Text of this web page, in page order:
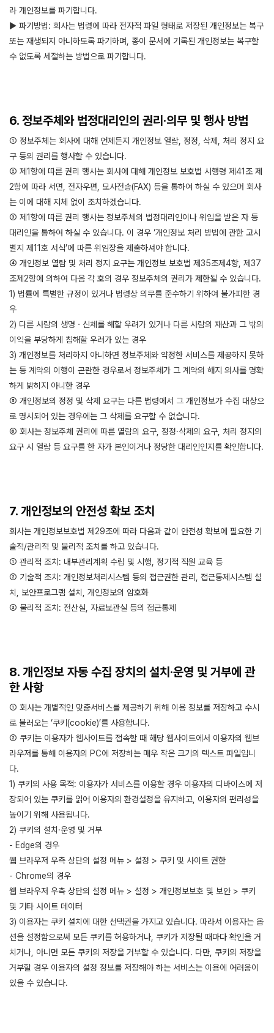
라 개인정보를 파기합니다.
▶ 파기방법: 회사는 법령에 따라 전자적 파일 형태로 저장된 개인정보는 복구
또는 재생되지 아니하도록 파기하며, 종이 문서에 기록된 개인정보는 복구할
수 없도록 세절하는 방법으로 파기합니다.
6. 정보주체와 법정대리인의 권리·의무 및 행사 방법
① 정보주체는 회사에 대해 언제든지 개인정보 열람, 정정, 삭제, 처리 정지 요
구 등의 권리를 행사할 수 있습니다.
② 제1항에 따른 권리 행사는 회사에 대해 개인정보 보호법 시행령 제41조 제
2항에 따라 서면, 전자우편, 모사전송(FAX) 등을 통하여 하실 수 있으며 회사
는 이에 대해 지체 없이 조치하겠습니다.
③ 제1항에 따른 권리 행사는 정보주체의 법정대리인이나 위임을 받은 자 등
대리인을 통하여 하실 수 있습니다. 이 경우 ‘개인정보 처리 방법에 관한 고시
별지 제11호 서식’에 따른 위임장을 제출하셔야 합니다.
④ 개인정보 열람 및 처리 정지 요구는 개인정보 보호법 제35조제4항, 제37
조제2항에 의하여 다음 각 호의 경우 정보주체의 권리가 제한될 수 있습니다.
1) 법률에 특별한 규정이 있거나 법령상 의무를 준수하기 위하여 불가피한 경
우
2) 다른 사람의 생명ㆍ신체를 해할 우려가 있거나 다른 사람의 재산과 그 밖의
이익을 부당하게 침해할 우려가 있는 경우
3) 개인정보를 처리하지 아니하면 정보주체와 약정한 서비스를 제공하지 못하
는 등 계약의 이행이 곤란한 경우로서 정보주체가 그 계약의 해지 의사를 명확
하게 밝히지 아니한 경우
⑤ 개인정보의 정정 및 삭제 요구는 다른 법령에서 그 개인정보가 수집 대상으
로 명시되어 있는 경우에는 그 삭제를 요구할 수 없습니다.
⑥ 회사는 정보주체 권리에 따른 열람의 요구, 정정·삭제의 요구, 처리 정지의
요구 시 열람 등 요구를 한 자가 본인이거나 정당한 대리인인지를 확인합니다.
7. 개인정보의 안전성 확보 조치
회사는 개인정보보호법 제29조에 따라 다음과 같이 안전성 확보에 필요한 기
술적/관리적 및 물리적 조치를 하고 있습니다.
① 관리적 조치: 내부관리계획 수립 및 시행, 정기적 직원 교육 등
② 기술적 조치: 개인정보처리시스템 등의 접근권한 관리, 접근통제시스템 설
치, 보안프로그램 설치, 개인정보의 암호화
③ 물리적 조치: 전산실, 자료보관실 등의 접근통제
8. 개인정보 자동 수집 장치의 설치·운영 및 거부에 관
한 사항
① 회사는 개별적인 맞춤서비스를 제공하기 위해 이용 정보를 저장하고 수시
로 불러오는 ‘쿠키(cookie)’를 사용합니다.
② 쿠키는 이용자가 웹사이트를 접속할 때 해당 웹사이트에서 이용자의 웹브
라우저를 통해 이용자의 PC에 저장하는 매우 작은 크기의 텍스트 파일입니
다.
1) 쿠키의 사용 목적: 이용자가 서비스를 이용할 경우 이용자의 디바이스에 저
장되어 있는 쿠키를 읽어 이용자의 환경설정을 유지하고, 이용자의 편리성을
높이기 위해 사용됩니다.
2) 쿠키의 설치·운영 및 거부
- Edge의 경우
웹 브라우저 우측 상단의 설정 메뉴 > 설정 > 쿠키 및 사이트 권한
- Chrome의 경우
웹 브라우저 우측 상단의 설정 메뉴 > 설정 > 개인정보보호 및 보안 > 쿠키
및 기타 사이트 데이터
3) 이용자는 쿠키 설치에 대한 선택권을 가지고 있습니다. 따라서 이용자는 옵
션을 설정함으로써 모든 쿠키를 허용하거나, 쿠키가 저장될 때마다 확인을 거
치거나, 아니면 모든 쿠키의 저장을 거부할 수 있습니다. 다만, 쿠키의 저장을
거부할 경우 이용자의 설정 정보를 저장해야 하는 서비스는 이용에 어려움이
있을 수 있습니다.